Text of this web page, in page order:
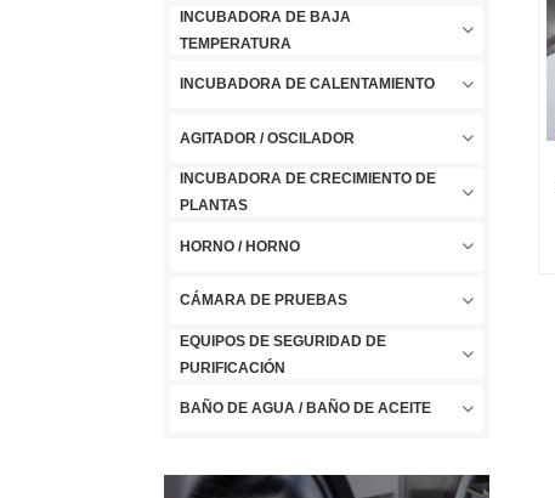
INCUBADORA DE BAJA
TEMPERATURA
INCUBADORA DE CALENTAMIENTO
AGITADOR / OSCILADOR
INCUBADORA DE CRECIMIENTO DE
PLANTAS
HORNO / HORNO
CÁMARA DE PRUEBAS
EQUIPOS DE SEGURIDAD DE
PURIFICACIÓN
BAÑO DE AGUA / BAÑO DE ACEITE